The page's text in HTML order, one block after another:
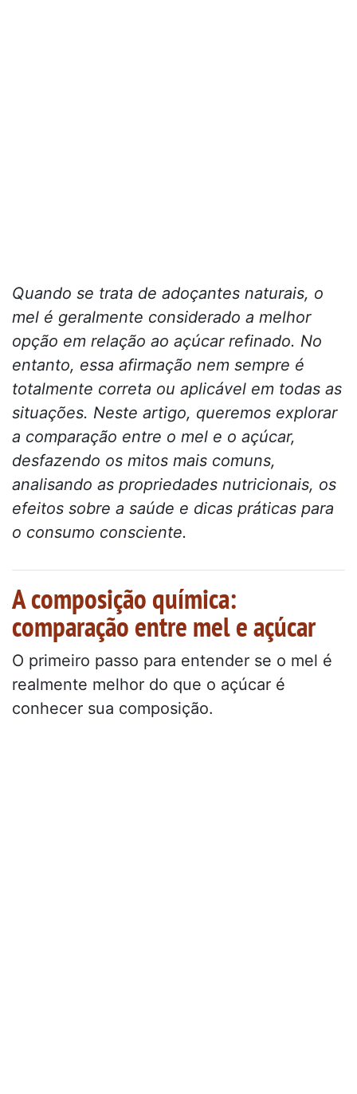
Quando se trata de adoçantes naturais, o
mel é geralmente considerado a melhor
opção em relação ao açúcar refinado. No
entanto, essa afirmação nem sempre é
totalmente correta ou aplicável em todas as
situações. Neste artigo, queremos explorar
a comparação entre o mel e o açúcar,
desfazendo os mitos mais comuns,
analisando as propriedades nutricionais, os
efeitos sobre a saúde e dicas práticas para
o consumo consciente.
A composição química:
comparação entre mel e açúcar
O primeiro passo para entender se o mel é
realmente melhor do que o açúcar é
conhecer sua composição.